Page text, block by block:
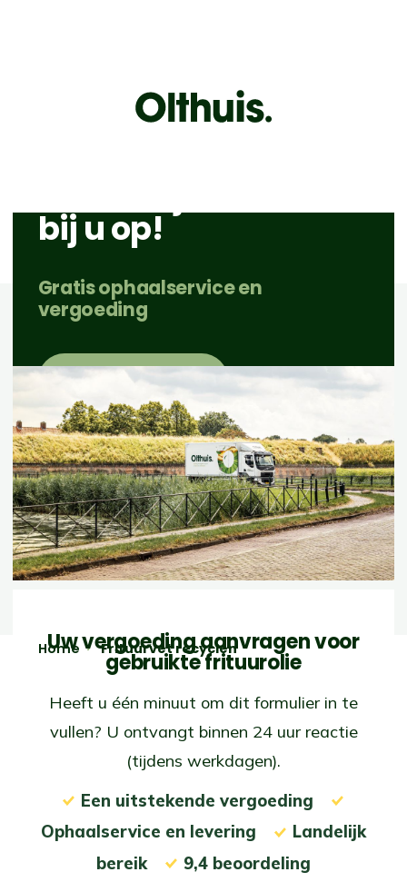
bij u op!
Gratis ophaalservice en
vergoeding
Direct aanvragen
Home Frituurvet recyclen
Uw vergoeding aanvragen voor
gebruikte frituurolie
Heeft u één minuut om dit formulier in te
vullen? U ontvangt binnen 24 uur reactie
(tijdens werkdagen).
Een uitstekende vergoeding
Ophaalservice en levering
Landelijk
bereik.... 9,4 beoordeling